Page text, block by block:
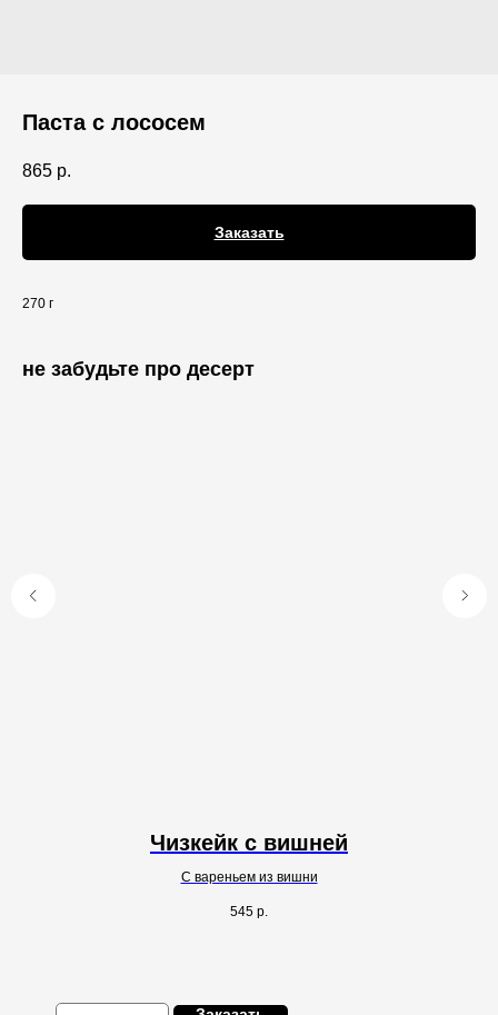
Паста с лососем
865 р.
Заказать
270 г
не забудьте про десерт
Чизкейк с вишней
С вареньем из вишни
545 р.